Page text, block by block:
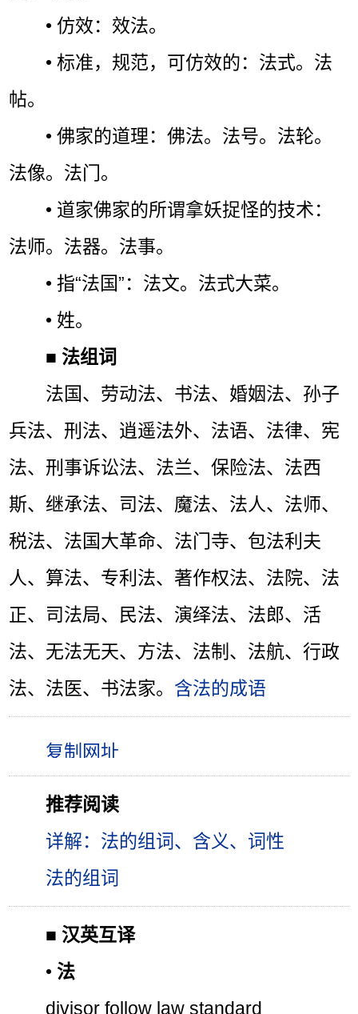
• 仿效：效法。
• 标准，规范，可仿效的：法式。法
帖。
• 佛家的道理：佛法。法号。法轮。
法像。法门。
• 道家佛家的所谓拿妖捉怪的技术：
法师。法器。法事。
• 指“法国”：法文。法式大菜。
• 姓。
■ 法组词
法国、劳动法、书法、婚姻法、孙子
兵法、刑法、逍遥法外、法语、法律、宪
法、刑事诉讼法、法兰、保险法、法西
斯、继承法、司法、魔法、法人、法师、
税法、法国大革命、法门寺、包法利夫
人、算法、专利法、著作权法、法院、法
正、司法局、民法、演绎法、法郎、活
法、无法无天、方法、法制、法航、行政
法、法医、书法家。 含法的成语
推荐阅读
详解：法的组词、含义、词性
法的组词
■ 汉英互译
• 法
divisor follow law standard